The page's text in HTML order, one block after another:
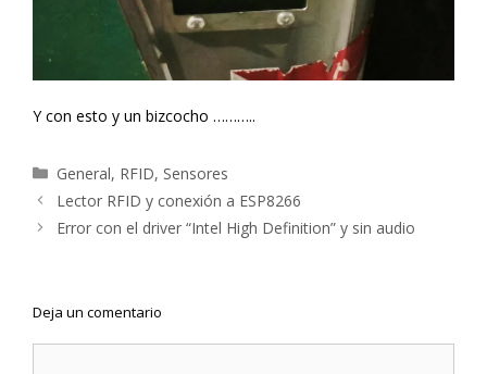
Y con esto y un bizcocho ………..
Categorías
General, RFID, Sensores
Navegación
de
Lector RFID y conexión a ESP8266
Error con el driver “Intel High Definition” y sin audio
Deja un comentario
Comentario